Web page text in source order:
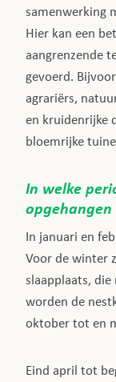
samenwerking
Hier kan een
aangrenzende
gevoerd.
agrariërs,
en kruidenrijke
bloemrijke
In welke
In januari en
Voor de winter
slaapplaats,
worden de
oktober tot en
Eind april tot